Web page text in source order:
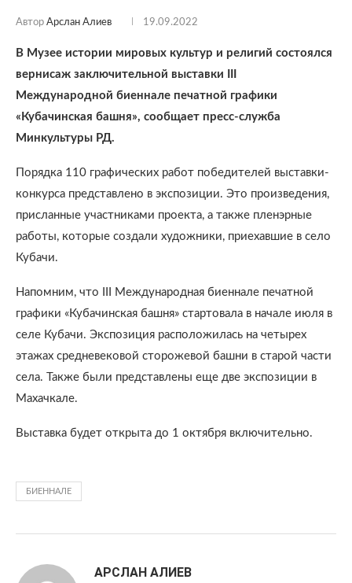
Автор Арслан Алиев 19.09.2022
В Музее истории мировых культур и религий состоялся
вернисаж заключительной выставки III
Международной биеннале печатной графики
«Кубачинская башня», сообщает пресс-служба
Минкультуры РД.
Порядка 110 графических работ победителей выставки-
конкурса представлено в экспозиции. Это произведения,
присланные участниками проекта, а также пленэрные
работы, которые создали художники, приехавшие в село
Кубачи.
Напомним, что III Международная биеннале печатной
графики «Кубачинская башня» стартовала в начале июля в
селе Кубачи. Экспозиция расположилась на четырех
этажах средневековой сторожевой башни в старой части
села. Также были представлены еще две экспозиции в
Махачкале.
Выставка будет открыта до 1 октября включительно.
БИЕННАЛЕ
АРСЛАН АЛИЕВ